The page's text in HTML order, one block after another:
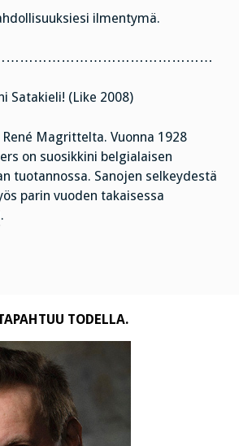
ilmentymä.
Satakieli! (Like 2008)
Magrittelta. Vuonna 1928
on suosikkini belgialaisen
tuotannossa. Sanojen selkeydestä
parin vuoden takaisessa
.
TODELLA.